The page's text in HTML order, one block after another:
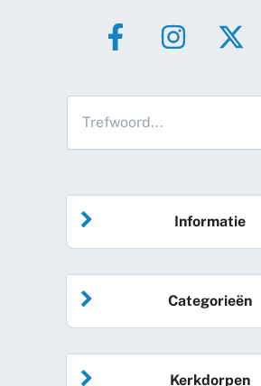
Informatie
Home
Agenda
Categorieën
Algemeen nieuws
Kerkdorpen